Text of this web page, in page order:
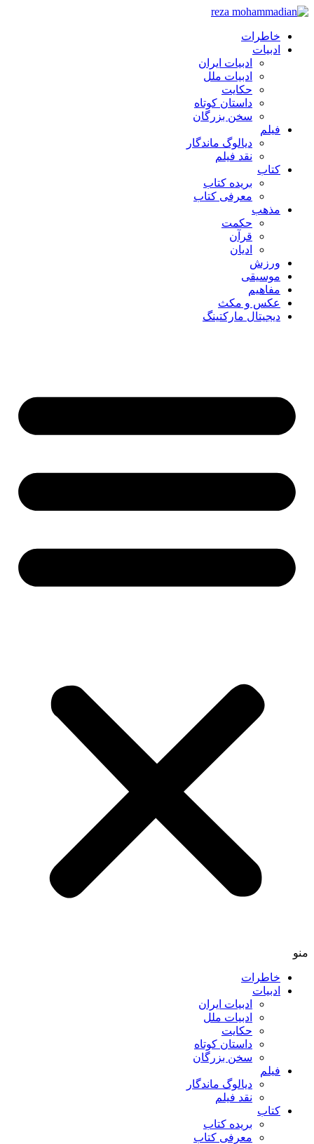
خاطرات
ادبیات
ادبیات ایران
ادبیات ملل
حکایت
داستان کوتاه
سخن بزرگان
فیلم
دیالوگ ماندگار
نقد فیلم
کتاب
بریده کتاب
معرفی کتاب
مذهب
حکمت
قرآن
ادیان
ورزش
موسیقی
مفاهیم
عکس و مکث
دیجیتال مارکتینگ
منو
خاطرات
ادبیات
ادبیات ایران
ادبیات ملل
حکایت
داستان کوتاه
سخن بزرگان
فیلم
دیالوگ ماندگار
نقد فیلم
کتاب
بریده کتاب
معرفی کتاب